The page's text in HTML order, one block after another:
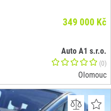
349 000 Kč
Auto A1 s.r.o.
(0)
Olomouc